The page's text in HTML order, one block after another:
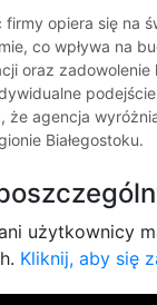
firmy opiera się na
co wpływa na
oraz zadowolenie
że agencja
Białegostoku.
użytkownicy
Kliknij, aby się